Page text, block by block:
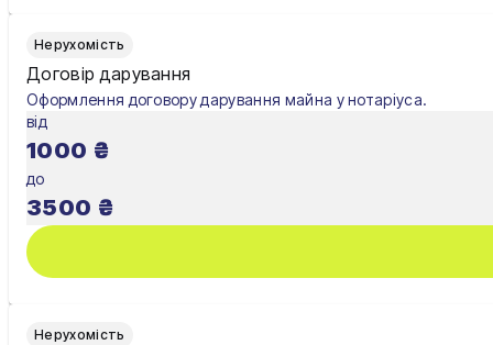
Шостка
Житомир
Нерухомість
Договір дарування
Оформлення договору дарування майна у нотаріуса.
від
1000 ₴
до
3500 ₴
Нерухомість